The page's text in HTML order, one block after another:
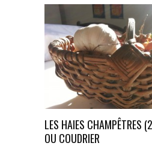
LES HAIES CHAMPÊTRES
OU COUDRIER